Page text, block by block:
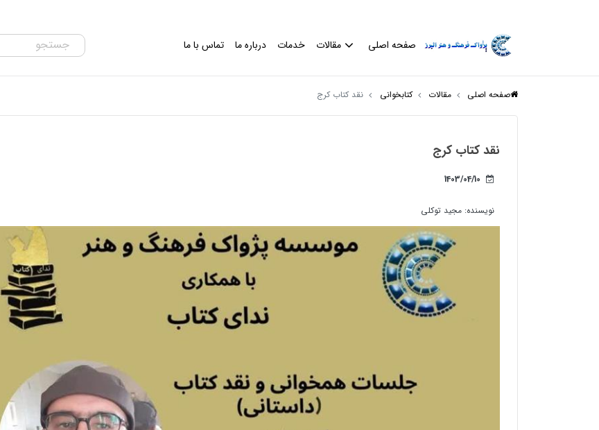
صفحه اصلی مقالات خدمات درباره ما تماس با ما
صفحه اصلی مقالات کتابخوانی نقد کتاب کرج
نقد کتاب کرج
1403/04/10
نویسنده: مجید توکلی